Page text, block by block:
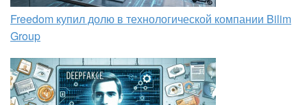
Freedom купил долю в технологической компании Bilim
Group